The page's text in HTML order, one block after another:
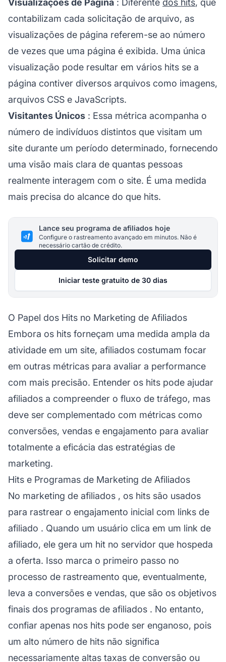
Visualizações de Página : Diferente dos hits, que
contabilizam cada solicitação de arquivo, as
visualizações de página referem-se ao número
de vezes que uma página é exibida. Uma única
visualização pode resultar em vários hits se a
página contiver diversos arquivos como imagens,
arquivos CSS e JavaScripts.
Visitantes Únicos : Essa métrica acompanha o
número de indivíduos distintos que visitam um
site durante um período determinado, fornecendo
uma visão mais clara de quantas pessoas
realmente interagem com o site. É uma medida
mais precisa do alcance do que hits.
Lance seu programa de afiliados hoje
Configure o rastreamento avançado em minutos. Não é
necessário cartão de crédito.
Solicitar demo
Iniciar teste gratuito de 30 dias
O Papel dos Hits no Marketing de Afiliados
Embora os hits forneçam uma medida ampla da
atividade em um site, afiliados costumam focar
em outras métricas para avaliar a performance
com mais precisão. Entender os hits pode ajudar
afiliados a compreender o fluxo de tráfego, mas
deve ser complementado com métricas como
conversões, vendas e engajamento para avaliar
totalmente a eficácia das estratégias de
marketing.
Hits e Programas de Marketing de Afiliados
No marketing de afiliados , os hits são usados
para rastrear o engajamento inicial com links de
afiliado . Quando um usuário clica em um link de
afiliado, ele gera um hit no servidor que hospeda
a oferta. Isso marca o primeiro passo no
processo de rastreamento que, eventualmente,
leva a conversões e vendas, que são os objetivos
finais dos programas de afiliados . No entanto,
confiar apenas nos hits pode ser enganoso, pois
um alto número de hits não significa
necessariamente altas taxas de conversão ou